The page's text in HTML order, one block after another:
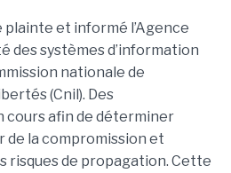
et informé l’Agence
des systèmes d’information
nationale de
(Cnil). Des
cours afin de déterminer
de la compromission et
risques de propagation. Cette